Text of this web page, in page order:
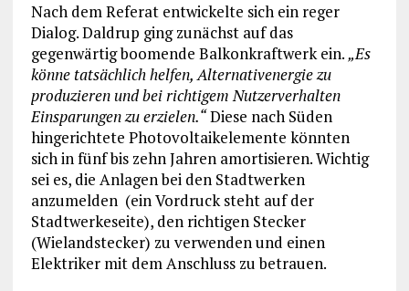
Nach dem Referat entwickelte sich ein reger
Dialog. Daldrup ging zunächst auf das
gegenwärtig boomende Balkonkraftwerk ein.„Es
könne tatsächlich helfen, Alternativenergie zu
produzieren und bei richtigem Nutzerverhalten
Einsparungen zu erzielen.“Diese nach Süden
hingerichtete Photovoltaikelemente könnten
sich in fünf bis zehn Jahren amortisieren. Wichtig
sei es, die Anlagen bei den Stadtwerken
anzumelden (ein Vordruck steht auf der
Stadtwerkeseite), den richtigen Stecker
(Wielandstecker) zu verwenden und einen
Elektriker mit dem Anschluss zu betrauen.